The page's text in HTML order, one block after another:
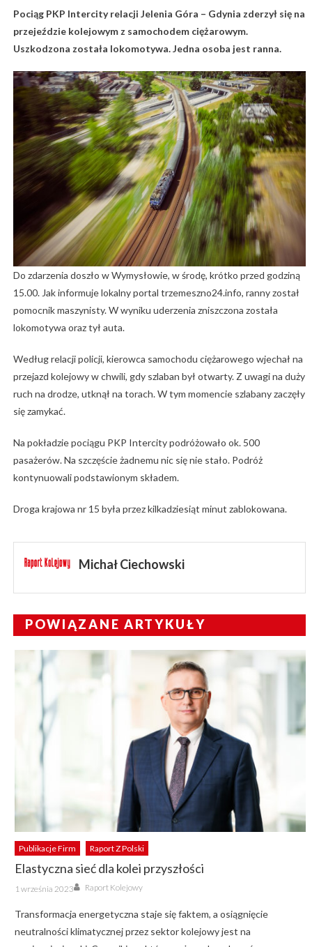
Pociąg PKP Intercity relacji Jelenia Góra – Gdynia zderzył się na
przejeździe kolejowym z samochodem ciężarowym.
Uszkodzona została lokomotywa. Jedna osoba jest ranna.
Do zdarzenia doszło w Wymysłowie, w środę, krótko przed godziną
15.00. Jak informuje lokalny portal trzemeszno24.info, ranny został
pomocnik maszynisty. W wyniku uderzenia zniszczona została
lokomotywa oraz tył auta.
Według relacji policji, kierowca samochodu ciężarowego wjechał na
przejazd kolejowy w chwili, gdy szlaban był otwarty. Z uwagi na duży
ruch na drodze, utknął na torach. W tym momencie szlabany zaczęły
się zamykać.
Na pokładzie pociągu PKP Intercity podróżowało ok. 500
pasażerów. Na szczęście żadnemu nic się nie stało. Podróż
kontynuowali podstawionym składem.
Droga krajowa nr 15 była przez kilkadziesiąt minut zablokowana.
Michał Ciechowski
POWIĄZANE ARTYKUŁY
Publikacje Firm Raport Z Polski
Elastyczna sieć dla kolei przyszłości
Posted
on
1 września 2023 Author
Raport Kolejowy
Transformacja energetyczna staje się faktem, a osiągnięcie
neutralności klimatycznej przez sektor kolejowy jest na